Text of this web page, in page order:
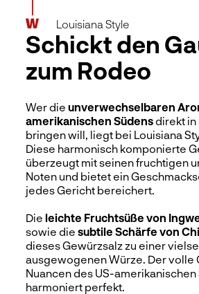
Louisiana Style
Schickt den
zum Rodeo
Wer dieunverwechselbaren
amerikanischen Südens direkt
bringen will, liegt bei Louisiana
Diese harmonisch komponierte
überzeugt mit seinen fruchtigen
Noten und bietet ein
jedes Gericht bereichert.
Die leichte Fruchtsüße von
sowie diesubtile Schärfe von
dieses Gewürzsalz zu einer
ausgewogenen Würze. Der volle
Nuancen des US-amerikanischen
harmoniert perfekt.